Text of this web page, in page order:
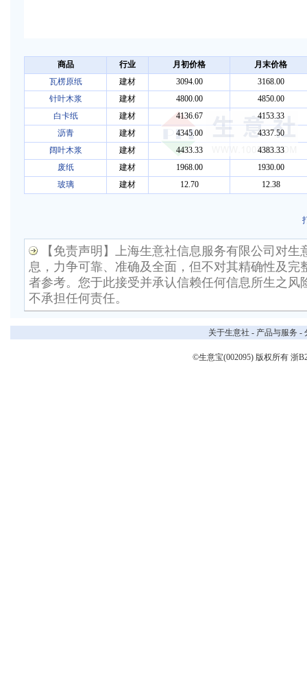
商品 行业 月初价格
月末价格
瓦楞原纸
建材 3094.00
3168.00
针叶木浆
建材 4800.00
4850.00
白卡纸
建材 4136.67
4153.33
沥青
建材 4345.00
4337.50
阔叶木浆
建材 4433.33
4383.33
废纸
建材 1968.00
1930.00
玻璃
建材 12.70 12.38
【免责声明】上海生意社信息服务有限公司对生
息，力争可靠、准确及全面，但不对其精确性及完
者参考。您于此接受并承认信赖任何信息所生之风
不承担任何责任。
关于生意社 - 产品与服务 -
©生意宝(002095) 版权所有 浙